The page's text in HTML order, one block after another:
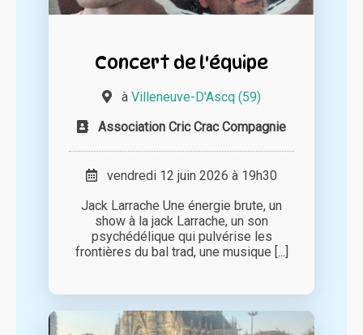
Concert de l'équipe
à Villeneuve-D'Ascq (59)
Association Cric Crac Compagnie
vendredi 12 juin 2026 à 19h30
Jack Larrache Une énergie brute, un
show à la jack Larrache, un son
psychédélique qui pulvérise les
frontières du bal trad, une musique [...]